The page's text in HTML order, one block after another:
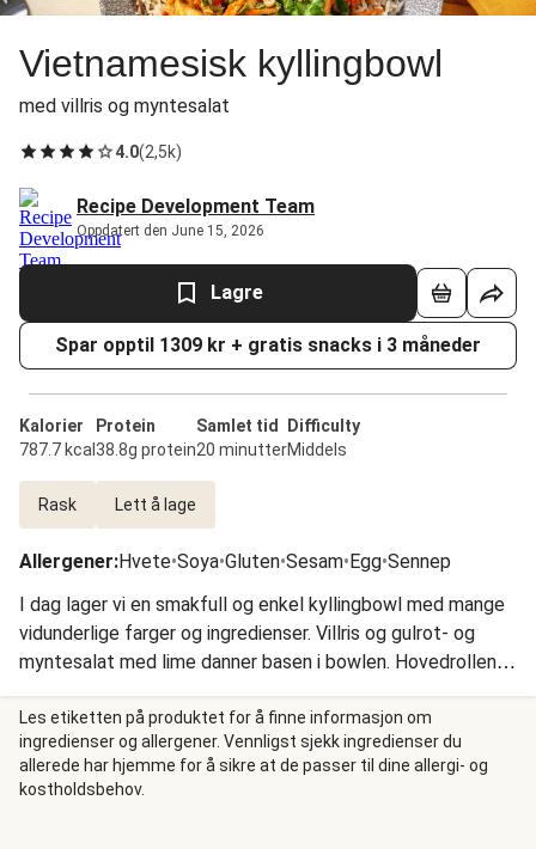
Vietnamesisk kyllingbowl
med villris og myntesalat
4.0(2,5k)
Recipe Development Team
Oppdatert den June 15, 2026
Lagre
Spar opptil 1309 kr + gratis snacks i 3 måneder
Kalorier
787.7 kcal
Protein
38.8g protein
Samlet tid
20 minutter
Difficulty
Middels
Rask Lett å lage
Allergener:Hvete•Soya•Gluten•Sesam•Egg•Sennep
I dag lager vi en smakfull og enkel kyllingbowl med mange
vidunderlige farger og ingredienser. Villris og gulrot- og
myntesalat med lime danner basen i bowlen. Hovedrollen
har den lekre kyllingen marinert i hvitløk, ingefær og chili. Vi
topper alt med asiatisk majones, chili og peanøtter.
Les etiketten på produktet for å finne informasjon om
ingredienser og allergener. Vennligst sjekk ingredienser du
allerede har hjemme for å sikre at de passer til dine allergi- og
kostholdsbehov.